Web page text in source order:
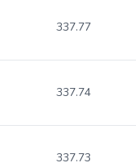
337.77
337.74
337.73